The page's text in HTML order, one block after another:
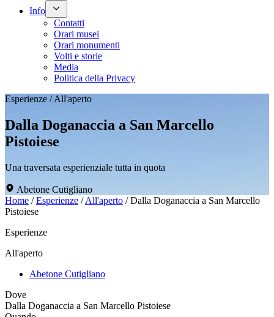
Info
Contatti
Orari musei
Orari monumenti
Volti e storie
Media
Politica della Privacy
Esperienze / All'aperto
Dalla Doganaccia a San Marcello
Pistoiese
Una traversata esperienziale tutta in quota
Abetone Cutigliano
Home /Esperienze /All'aperto /Dalla Doganaccia a San Marcello
Pistoiese
Esperienze
All'aperto
Abetone Cutigliano
Dove
Dalla Doganaccia a San Marcello Pistoiese